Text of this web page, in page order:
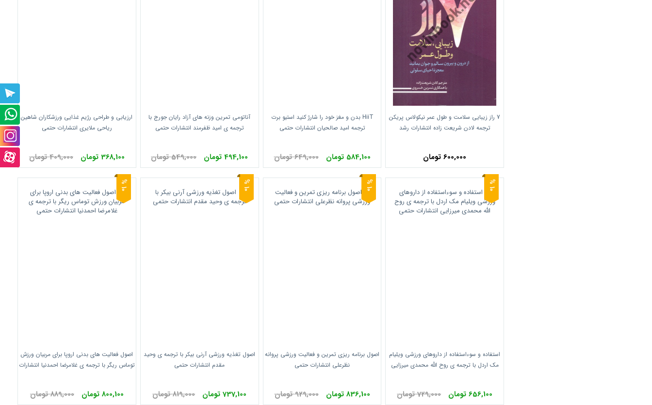
7 راز زیبایی سلامت و طول عمر نیکولاس پریکن
ترجمه لادن شریعت زاده انتشارات رشد
600,000 تومان
HiiT بدن و مغز خود را شارژ کنید استیو برت
ترجمه امید صالحیان انتشارات حتمی
584,100 تومان 649,000 تومان
آناتومی تمرین وزنه های آزاد رایان جورج با
ترجمه ی امید ظفرمند انتشارات حتمی
494,100 تومان 549,000 تومان
ارزیابی و طراحی رژیم غذایی ورزشکاران شاهین
ریاحی ملایری انتشارات حتمی
368,100 تومان 409,000 تومان
استفاده و سوءاستفاده از داروهای ورزشی ویلیام
مک اردل با ترجمه ی روح الله محمدی میرزایی
656,100 تومان 729,000 تومان
1
0
%
اصول برنامه ریزی تمرین و فعالیت ورزشی پروانه
نظرعلی انتشارات حتمی
836,100 تومان 929,000 تومان
1
0
%
اصول تغذیه ورزشی آرنی بیکر با ترجمه ی وحید
مقدم انتشارات حتمی
737,100 تومان 819,000 تومان
1
0
%
اصول فعالیت های بدنی اروپا برای مربیان ورزش
توماس ریگر با ترجمه ی غلامرضا احمدنیا انتشارات
800,100 تومان 889,000 تومان
1
0
%
پشتیبانی
تلگرام
پشتیبانی
واتس
آپ
صفحه
اینستاگرام
صفحه
آپارت